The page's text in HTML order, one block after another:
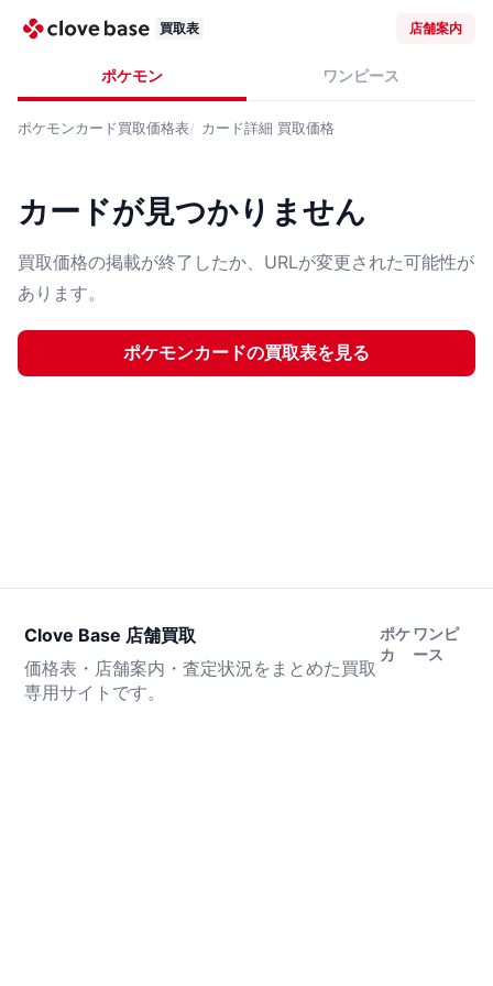
買取表 店舗案内
ポケモン ワンピース
ポケモンカード買取価格表 カード詳細 買取価格
カードが見つかりません
買取価格の掲載が終了したか、URLが変更された可能性が
あります。
ポケモンカードの買取表を見る
Clove Base 店舗買取
価格表・店舗案内・査定状況をまとめた買取
専用サイトです。
ポケ
カ
ワンピ
ース